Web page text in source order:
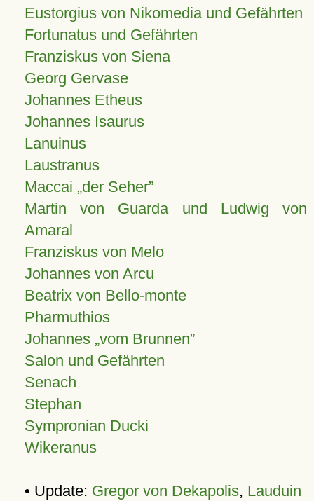
Eustorgius von Nikomedia und Gefährten
Fortunatus und Gefährten
Franziskus von Siena
Georg Gervase
Johannes Etheus
Johannes Isaurus
Lanuinus
Laustranus
Maccai „der Seher”
Martin von Guarda und Ludwig von
Amaral
Franziskus von Melo
Johannes von Arcu
Beatrix von Bello-monte
Pharmuthios
Johannes vom Brunnen
Salon und Gefährten
Senach
Stephan
Sympronian Ducki
Wikeranus
• Update: Gregor von Dekapolis, Lauduin